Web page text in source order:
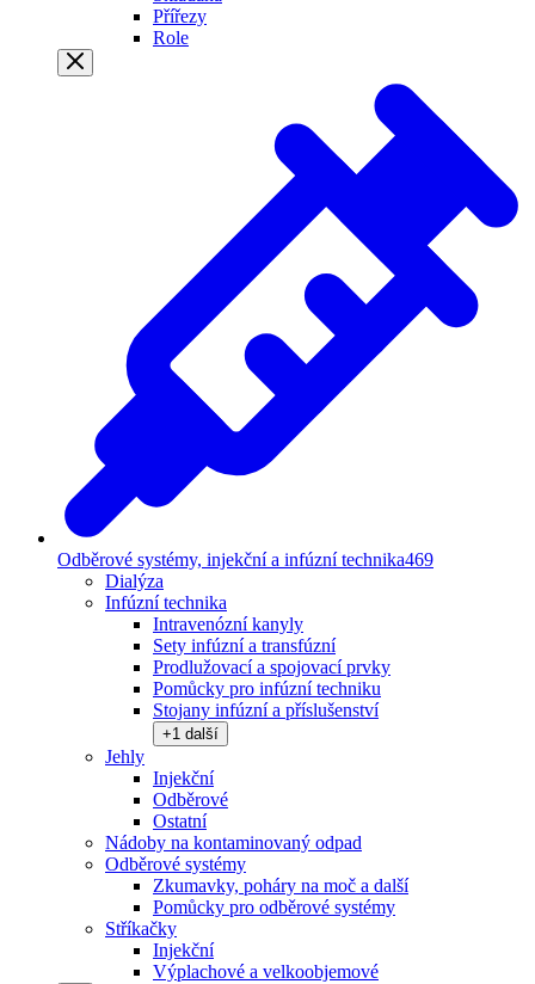
Přířezy
Role
Odběrové systémy, injekční a infúzní technika469
Dialýza
Infúzní technika
Intravenózní kanyly
Sety infúzní a transfúzní
Prodlužovací a spojovací prvky
Pomůcky pro infúzní techniku
Stojany infúzní a příslušenství
+1 další
Jehly
Injekční
Odběrové
Ostatní
Nádoby na kontaminovaný odpad
Odběrové systémy
Zkumavky, poháry na moč a další
Pomůcky pro odběrové systémy
Stříkačky
Injekční
Výplachové a velkoobjemové